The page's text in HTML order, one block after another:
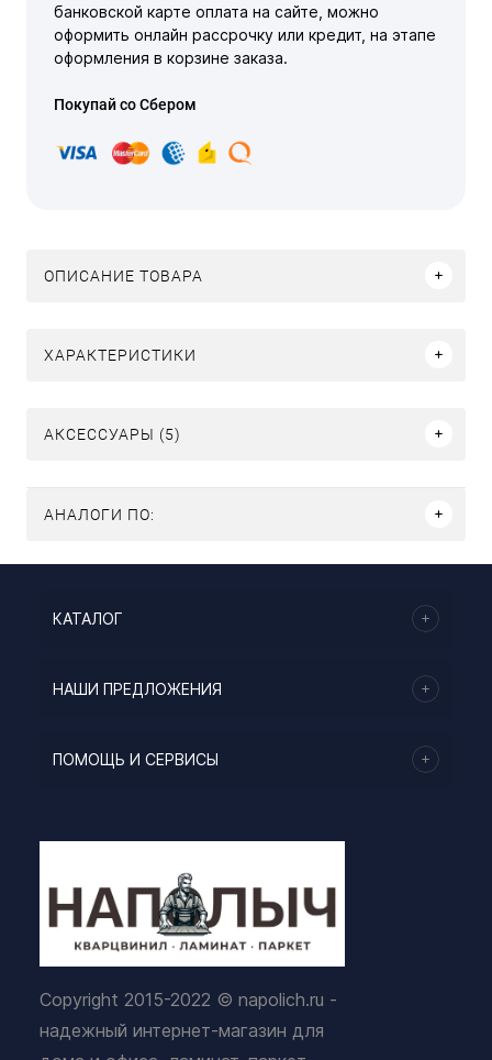
банковской карте оплата на сайте, можно
оформить онлайн рассрочку или кредит, на этапе
оформления в корзине заказа.
Покупай со Сбером
ОПИСАНИЕ ТОВАРА
ХАРАКТЕРИСТИКИ
АКСЕССУАРЫ (5)
АНАЛОГИ ПО:
КАТАЛОГ
НАШИ ПРЕДЛОЖЕНИЯ
ПОМОЩЬ И СЕРВИСЫ
Copyright 2015-2022 © napolich.ru -
надежный интернет-магазин для